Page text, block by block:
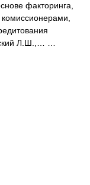
факторинга,
Л.Ш.,… …